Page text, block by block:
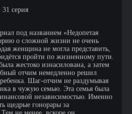
серия
под названием «Недопетая
о сложной жизни не очень
женщина не могла представить,
пройти по жизненному пути.
жестоко изнасилована, а затем
отчим немедленно решил
ребенка. Шаг-отчим не раздумывая
в чужую семью. Эта семья была
независимостью. Именно
щедрые гонорары за